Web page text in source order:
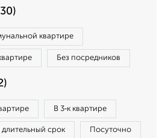
квартире
Без посредников
В 3‑к квартире
длительный срок Посуточно